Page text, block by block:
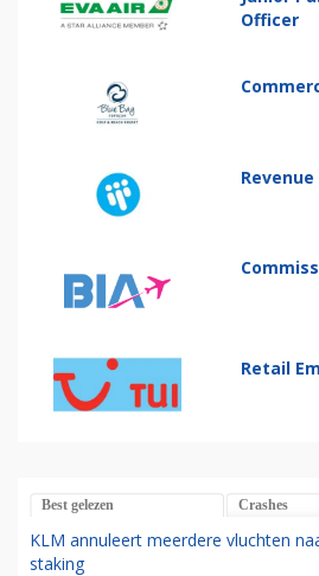
Officer
Retail
Best gelezen Crashes
KLM annuleert meerdere vluchten
staking